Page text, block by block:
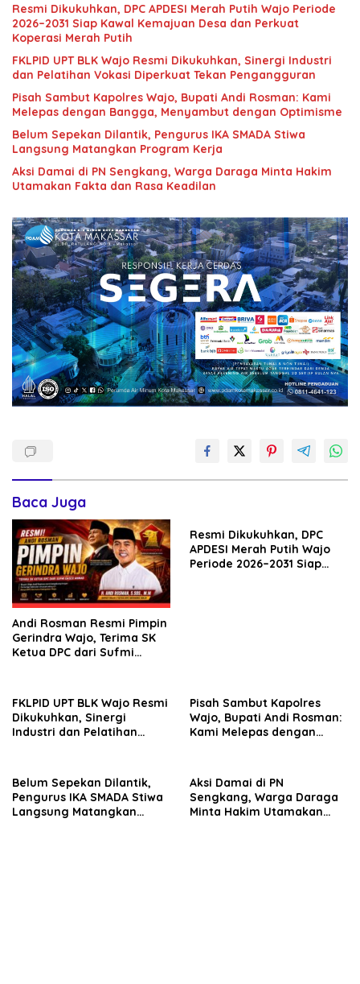
Resmi Dikukuhkan, DPC APDESI Merah Putih Wajo Periode
2026–2031 Siap Kawal Kemajuan Desa dan Perkuat
Koperasi Merah Putih
FKLPID UPT BLK Wajo Resmi Dikukuhkan, Sinergi Industri
dan Pelatihan Vokasi Diperkuat Tekan Pengangguran
Pisah Sambut Kapolres Wajo, Bupati Andi Rosman: Kami
Melepas dengan Bangga, Menyambut dengan Optimisme
Belum Sepekan Dilantik, Pengurus IKA SMADA Stiwa
Langsung Matangkan Program Kerja
Aksi Damai di PN Sengkang, Warga Daraga Minta Hakim
Utamakan Fakta dan Rasa Keadilan
Baca Juga
Andi Rosman Resmi Pimpin
Gerindra Wajo, Terima SK
Ketua DPC dari Sufmi
Resmi Dikukuhkan, DPC
APDESI Merah Putih Wajo
Periode 2026–2031 Siap
FKLPID UPT BLK Wajo Resmi
Dikukuhkan, Sinergi
Industri dan Pelatihan
Pisah Sambut Kapolres
Wajo, Bupati Andi Rosman:
Kami Melepas dengan
Belum Sepekan Dilantik,
Pengurus IKA SMADA Stiwa
Langsung Matangkan
Aksi Damai di PN
Sengkang, Warga Daraga
Minta Hakim Utamakan